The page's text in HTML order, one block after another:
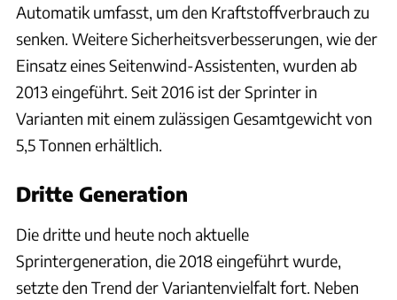
Automatik umfasst, um den Kraftstoffverbrauch zu
senken. Weitere Sicherheitsverbesserungen, wie der
Einsatz eines Seitenwind-Assistenten, wurden ab
2013 eingeführt. Seit 2016 ist der Sprinter in
Varianten mit einem zulässigen Gesamtgewicht von
5,5 Tonnen erhältlich.
Dritte Generation
Die dritte und heute noch aktuelle
Sprintergeneration, die 2018 eingeführt wurde,
setzte den Trend der Variantenvielfalt fort. Neben